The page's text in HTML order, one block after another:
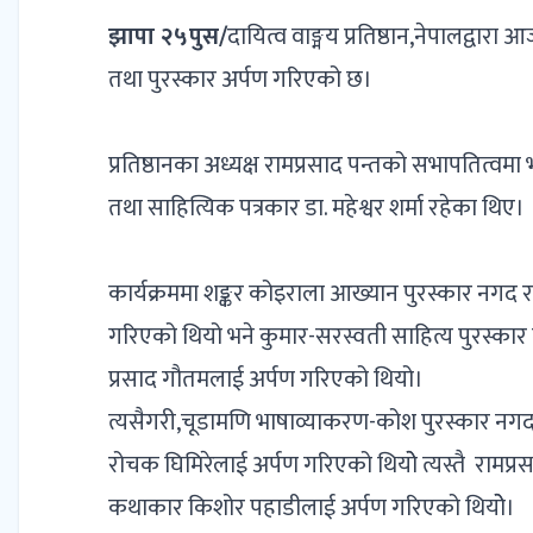
झापा २५पुस/दायित्व वाङ्मय
तथा पुरस्कार अर्पण गरिएको छ।
प्रतिष्ठानका अध्यक्ष रामप्रसाद पन्तको
तथा साहित्यिक पत्रकार डा. महेश्वर शर्मा रहेका थिए।
कार्यक्रममा शङ्कर कोइराला आख्यान पुरस्कार
गरिएको थियो भने कुमार-सरस्वती साहित्य
प्रसाद गौतमलाई अर्पण गरिएको थियो।
त्यसैगरी,चूडामणि भाषाव्याकरण-कोश पुरस्कार
रोचक घिमिरेलाई अर्पण गरिएको थियोे त्यस्तै
कथाकार किशोर पहाडीलाई अर्पण गरिएको थियोे।